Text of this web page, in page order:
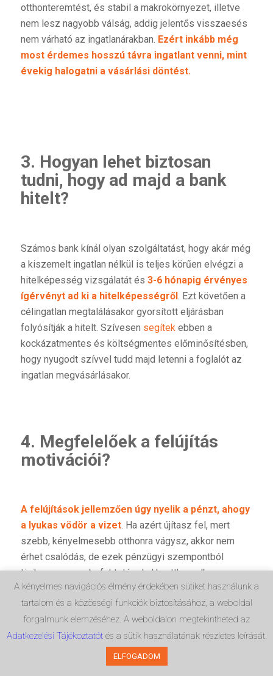
otthonteremtést, és stabil a makrokörnyezet, illetve
nem lesz nagyobb válság, addig jelentős visszaesés
nem várható az ingatlanárakban. Ezért inkább még
most érdemes hosszú távra ingatlant venni, mint
évekig halogatni a vásárlási döntést.
3. Hogyan lehet biztosan
tudni, hogy ad majd a bank
hitelt?
Számos bank kínál olyan szolgáltatást, hogy akár még
a kiszemelt ingatlan nélkül is teljes körűen elvégzi a
hitelképesség vizsgálatát és 3-6 hónapig érvényes
ígérvényt ad ki a hitelképességről. Ezt követően a
célingatlan megtalálásakor gyorsított eljárásban
folyósítják a hitelt. Szívesen segítek ebben a
kockázatmentes és költségmentes előminősítésben,
hogy nyugodt szívvel tudd majd letenni a foglalót az
ingatlan megvásárlásakor.
4. Megfelelőek a felújítás
motivációi?
A felújítások jellemzően úgy nyelik a pénzt, ahogy
a lyukas vödör a vizet. Ha azért újítasz fel, mert
szebb, kényelmesebb otthonra vágysz, akkor nem
érhet csalódás, de ezek pénzügyi szempontból
tipikusan rossz befektetések. Ha otthonodba
befektetési céllal szeretnél fektetni, akkor
korszerűsíteni érdemes, valamint olyan
beruházásokat eszközölni, amik 10 éven belüli
megtérüléssel rendelkeznek: napelem, szigetelés,
A kényelmes navigációs élmény érdekében sütiket használunk a
tartalom és a közösségi funkciók biztosításához, a weboldal
forgalmunk elemzéséhez. A weboldalon megtekintheted az
Adatkezelési Tájékoztatót és a sütik használatának részletes leírását.
ELFOGADOM